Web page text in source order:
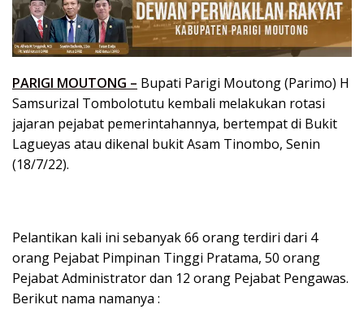
PARIGI MOUTONG – Bupati Parigi Moutong (Parimo) H
Samsurizal Tombolotutu kembali melakukan rotasi
jajaran pejabat pemerintahannya, bertempat di Bukit
Lagueyas atau dikenal bukit Asam Tinombo, Senin
(18/7/22).
Pelantikan kali ini sebanyak 66 orang terdiri dari 4
orang Pejabat Pimpinan Tinggi Pratama, 50 orang
Pejabat Administrator dan 12 orang Pejabat Pengawas.
Berikut nama namanya :